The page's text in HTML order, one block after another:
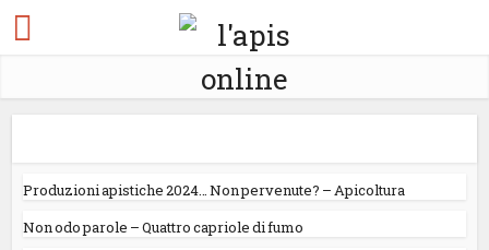
Produzioni apistiche 2024… Non pervenute? – Apicoltura
Non odo parole – Quattro capriole di fumo